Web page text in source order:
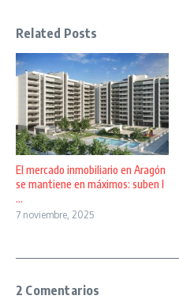
Related Posts
El mercado inmobiliario en Aragón
se mantiene en máximos: suben l
...
7 noviembre, 2025
2 Comentarios